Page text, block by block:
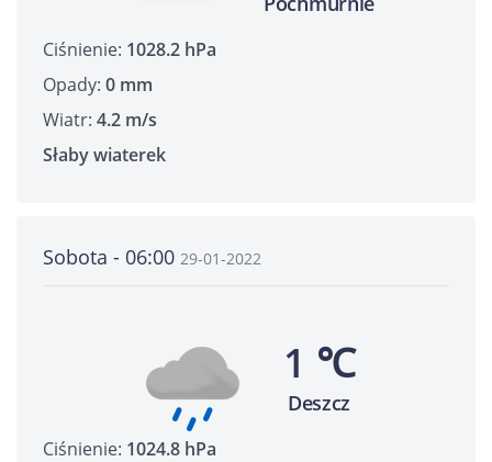
Ciśnienie: 1028.2 hPa
Opady: 0 mm
Wiatr: 4.2 m/s
Słaby wiaterek
Sobota - 06:00 29-01-2022
1 ℃
Deszcz
Ciśnienie: 1024.8 hPa